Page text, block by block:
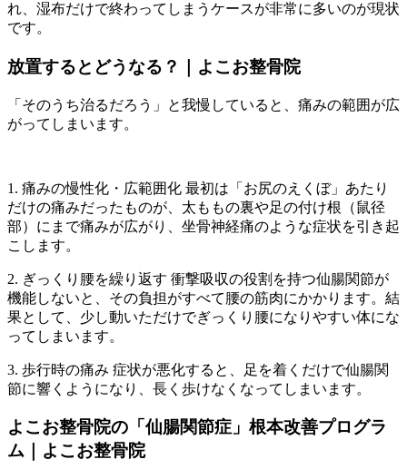
れ、湿布だけで終わってしまうケースが非常に多いのが現状
です。
放置するとどうなる？｜よこお整骨院
「そのうち治るだろう」と我慢していると、痛みの範囲が広
がってしまいます。
1. 痛みの慢性化・広範囲化 最初は「お尻のえくぼ」あたり
だけの痛みだったものが、太ももの裏や足の付け根（鼠径
部）にまで痛みが広がり、坐骨神経痛のような症状を引き起
こします。
2. ぎっくり腰を繰り返す 衝撃吸収の役割を持つ仙腸関節が
機能しないと、その負担がすべて腰の筋肉にかかります。結
果として、少し動いただけでぎっくり腰になりやすい体にな
ってしまいます。
3. 歩行時の痛み 症状が悪化すると、足を着くだけで仙腸関
節に響くようになり、長く歩けなくなってしまいます。
よこお整骨院の「仙腸関節症」根本改善プログラ
ム｜よこお整骨院